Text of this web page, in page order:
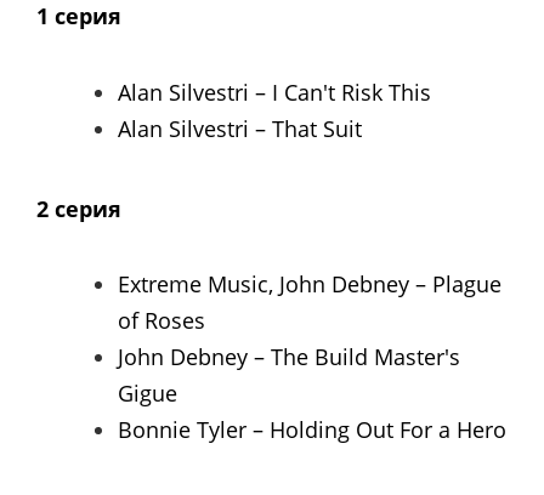
1 серия
Alan Silvestri – I Can't Risk This
Alan Silvestri – That Suit
2 серия
Extreme Music, John Debney – Plague
of Roses
John Debney – The Build Master's
Gigue
Bonnie Tyler – Holding Out For a Hero